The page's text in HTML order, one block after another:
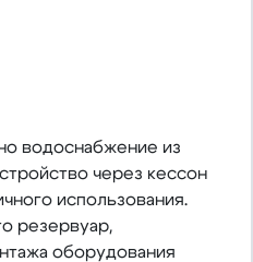
водоснабжение из
через кессон
использования.
резервуар,
оборудования